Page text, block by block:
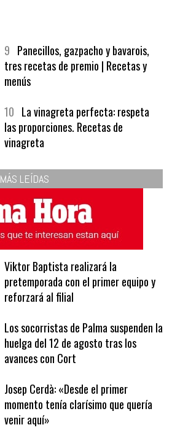
9 Panecillos, gazpacho y bavarois,
tres recetas de premio | Recetas y
menús
10 La vinagreta perfecta: respeta
las proporciones. Recetas de
vinagreta
MÁS LEÍDAS
Viktor Baptista realizará la
pretemporada con el primer equipo y
reforzará al filial
Los socorristas de Palma suspenden la
huelga del 12 de agosto tras los
avances con Cort
Josep Cerdà: «Desde el primer
momento tenía clarísimo que quería
venir aquí»